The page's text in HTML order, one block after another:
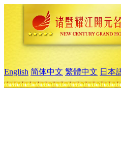
English 简体中文 繁體中文 日本